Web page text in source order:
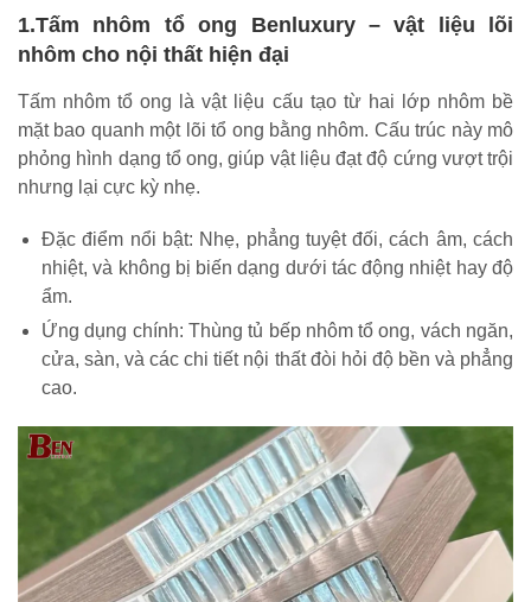
1.Tấm nhôm tổ ong Benluxury – vật liệu lõi
nhôm cho nội thất hiện đại
Tấm nhôm tổ ong là vật liệu cấu tạo từ hai lớp nhôm bề
mặt bao quanh một lõi tổ ong bằng nhôm. Cấu trúc này mô
phỏng hình dạng tổ ong, giúp vật liệu đạt độ cứng vượt trội
nhưng lại cực kỳ nhẹ.
Đặc điểm nổi bật: Nhẹ, phẳng tuyệt đối, cách âm, cách
nhiệt, và không bị biến dạng dưới tác động nhiệt hay độ
ẩm.
Ứng dụng chính: Thùng tủ bếp nhôm tổ ong, vách ngăn,
cửa, sàn, và các chi tiết nội thất đòi hỏi độ bền và phẳng
cao.